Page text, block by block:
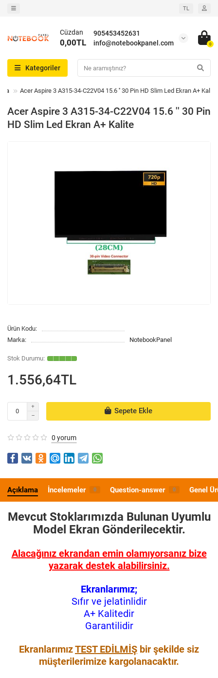
TL
905453452631
info@notebookpanel.com
Cüzdan
0,00TL 0
Kategoriler
Acer Aspire 3 A315-34-C22V04 15.6 '' 30 Pin HD Slim Led Ekran A+ Kalite
Acer Aspire 3 A315-34-C22V04 15.6 '' 30 Pin
HD Slim Led Ekran A+ Kalite
Ürün Kodu:
Marka:
NotebookPanel
1.556,64TL
Sepete Ekle
0 yorum
Açıklama İncelemeler 0 Question-answer 0 Genel
Mevcut Stoklarımızda Bulunan Uyumlu
Model Ekran Gönderilecektir.
Alacağınız ekrandan emin olamıyorsanız bize
yazarak destek alabilirsiniz.
Ekranlarımız;
Sıfır ve jelatinlidir
A+ Kalitedir
Garantilidir
EkranlarımızTEST EDİLMİŞ bir şekilde siz
müşterilerimize kargolanacaktır.